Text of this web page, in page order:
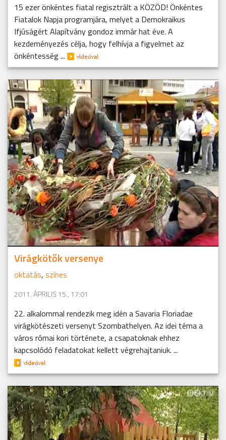
15 ezer önkéntes fiatal regisztrált a KÖZÖD! Önkéntes
Fiatalok Napja programjára, melyet a Demokraikus
Ifjúságért Alapítvány gondoz immár hat éve. A
kezdeményezés célja, hogy felhívja a figyelmet az
önkéntesség ...
Virágkötők versenye
oktatás, színes
2011. ÁPRILIS 15., 17:01
22. alkalommal rendezik meg idén a Savaria Floriadae
virágkötészeti versenyt Szombathelyen. Az idei téma a
város római kori története, a csapatoknak ehhez
kapcsolódó feladatokat kellett végrehajtaniuk. ...